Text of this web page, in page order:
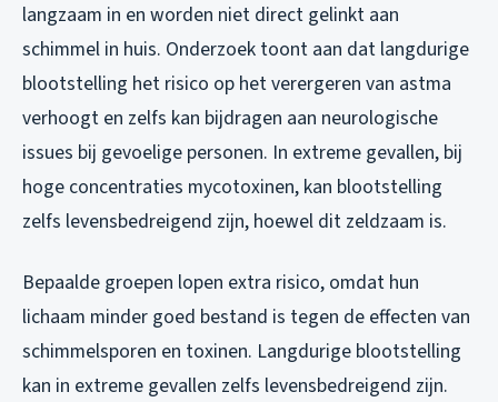
langzaam in en worden niet direct gelinkt aan
schimmel in huis. Onderzoek toont aan dat langdurige
blootstelling het risico op het verergeren van astma
verhoogt en zelfs kan bijdragen aan neurologische
issues bij gevoelige personen. In extreme gevallen, bij
hoge concentraties mycotoxinen, kan blootstelling
zelfs levensbedreigend zijn, hoewel dit zeldzaam is.
Bepaalde groepen lopen extra risico, omdat hun
lichaam minder goed bestand is tegen de effecten van
schimmelsporen en toxinen. Langdurige blootstelling
kan in extreme gevallen zelfs levensbedreigend zijn.